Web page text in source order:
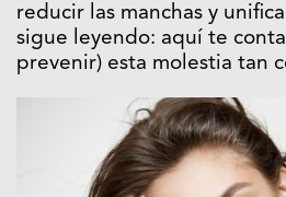
reducir las manchas y
sigue leyendo: aquí te
prevenir) esta molestia tan